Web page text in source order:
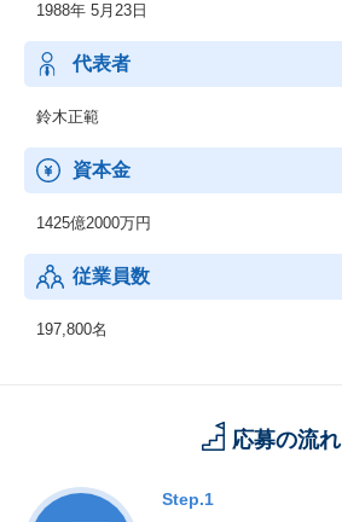
1988年 5月23日
代表者
鈴木正範
資本金
1425億2000万円
従業員数
197,800名
応募の流れ
Step.1